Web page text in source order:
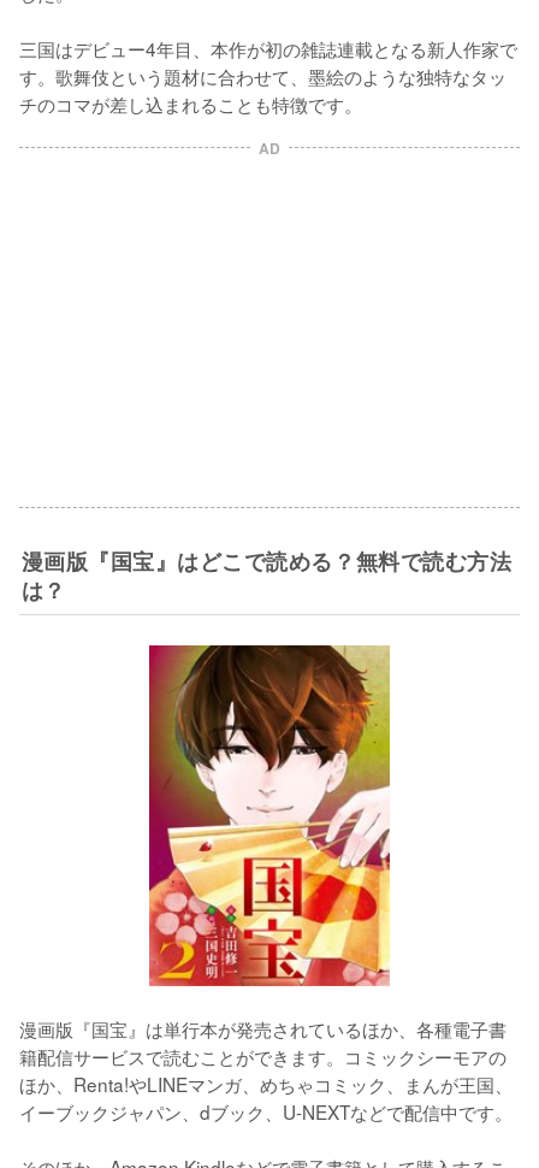
三国はデビュー4年目、本作が初の雑誌連載となる新人作家で
す。歌舞伎という題材に合わせて、墨絵のような独特なタッ
チのコマが差し込まれることも特徴です。
AD
漫画版『国宝』はどこで読める？無料で読む方法
は？
漫画版『国宝』は単行本が発売されているほか、各種電子書
籍配信サービスで読むことができます。コミックシーモアの
ほか、Renta!やLINEマンガ、めちゃコミック、まんが王国、
イーブックジャパン、dブック、U-NEXTなどで配信中です。